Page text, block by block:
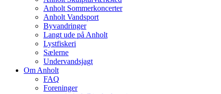
Anholt Sommerkoncerter
Anholt Vandsport
Byvandringer
Langt ude på Anholt
Lystfiskeri
Sælerne
Undervandsjagt
Om Anholt
FAQ
Foreninger